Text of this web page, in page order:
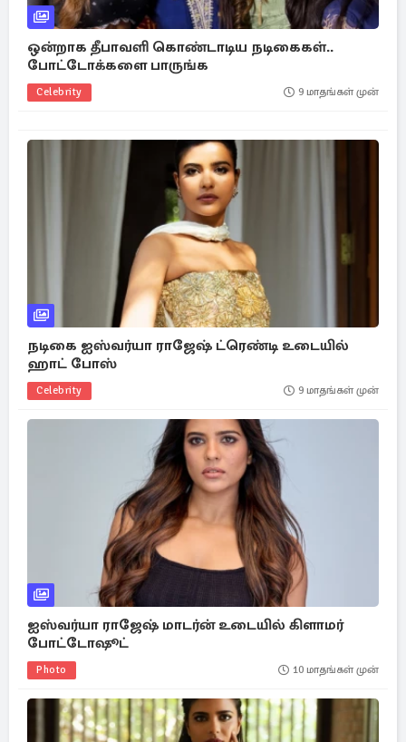
ஒன்றாக தீபாவளி கொண்டாடிய நடிகைகள்..
போட்டோக்களை பாருங்க
Celebrity 9 மாதங்கள் முன்
நடிகை ஐஸ்வர்யா ராஜேஷ் ட்ரெண்டி உடையில்
ஹாட் போஸ்
Celebrity 9 மாதங்கள் முன்
ஐஸ்வர்யா ராஜேஷ் மாடர்ன் உடையில் கிளாமர்
போட்டோஷூட்
Photo 10 மாதங்கள் முன்